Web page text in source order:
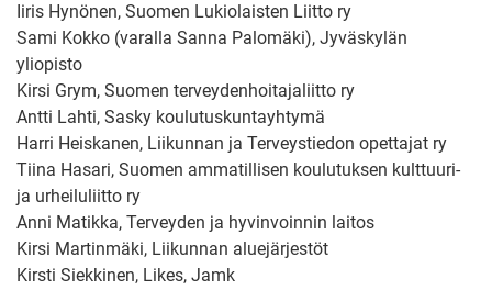
Iiris Hynönen, Suomen Lukiolaisten Liitto ry
Sami Kokko (varalla Sanna Palomäki), Jyväskylän
yliopisto
Kirsi Grym, Suomen terveydenhoitajaliitto ry
Antti Lahti, Sasky koulutuskuntayhtymä
Harri Heiskanen, Liikunnan ja Terveystiedon opettajat ry
Tiina Hasari, Suomen ammatillisen koulutuksen kulttuuri-
ja urheiluliitto ry
Anni Matikka, Terveyden ja hyvinvoinnin laitos
Kirsi Martinmäki, Liikunnan aluejärjestöt
Kirsti Siekkinen, Likes, Jamk